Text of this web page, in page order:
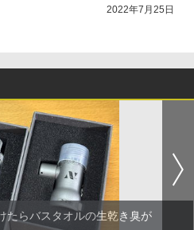
2022年7月25日
たらバスタオルの生乾き臭が